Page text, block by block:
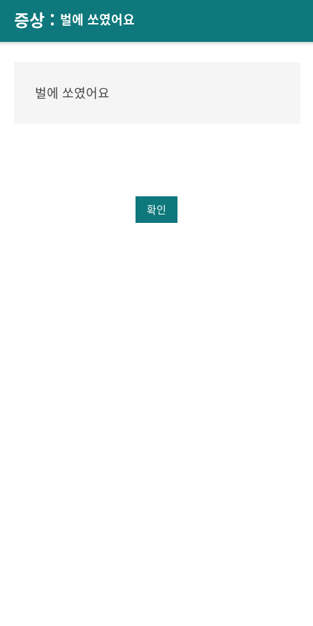
증상 : 벌에 쏘였어요
벌에 쏘였어요
확인